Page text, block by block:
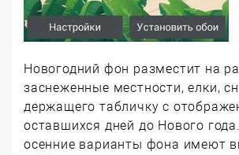
Новогодний фон разместит на
заснеженные местности, елки,
держащего табличку с
оставшихся дней до Нового
осенние варианты фона имеют